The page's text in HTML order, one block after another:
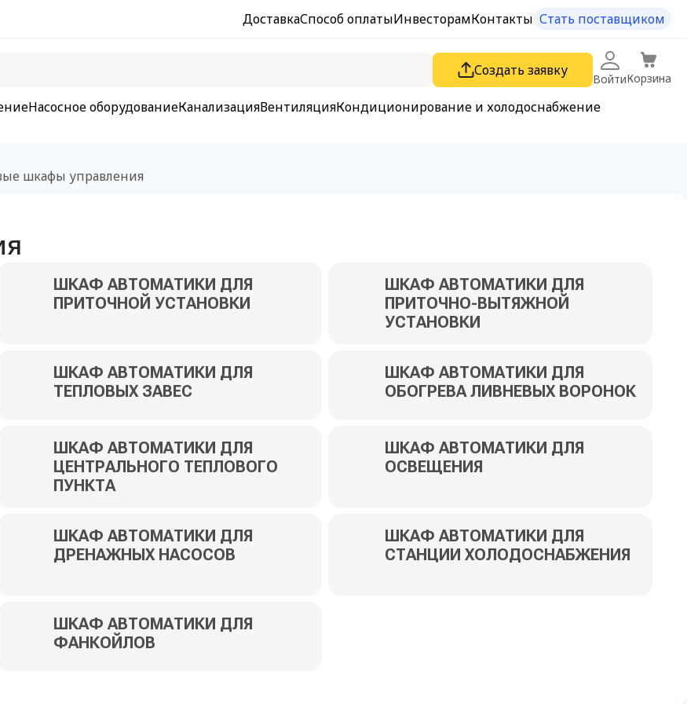
ДоставкаСпособ оплатыИнвесторамКонтакты Стать поставщиком
Создать заявку
ВойтиКорзина
Насосное оборудованиеКанализацияВентиляцияКондиционирование и холодоснабжение
шкафы управления
ШКАФ АВТОМАТИКИ ДЛЯ
ПРИТОЧНОЙ УСТАНОВКИ
ШКАФ АВТОМАТИКИ ДЛЯ
ПРИТОЧНО-ВЫТЯЖНОЙ
УСТАНОВКИ
ШКАФ АВТОМАТИКИ ДЛЯ
ТЕПЛОВЫХ ЗАВЕС
ШКАФ АВТОМАТИКИ ДЛЯ
ОБОГРЕВА ЛИВНЕВЫХ ВОРОНОК
ШКАФ АВТОМАТИКИ ДЛЯ
ЦЕНТРАЛЬНОГО ТЕПЛОВОГО
ПУНКТА
ШКАФ АВТОМАТИКИ ДЛЯ
ОСВЕЩЕНИЯ
ШКАФ АВТОМАТИКИ ДЛЯ
ДРЕНАЖНЫХ НАСОСОВ
ШКАФ АВТОМАТИКИ ДЛЯ
СТАНЦИИ ХОЛОДОСНАБЖЕНИЯ
ШКАФ АВТОМАТИКИ ДЛЯ
ФАНКОЙЛОВ